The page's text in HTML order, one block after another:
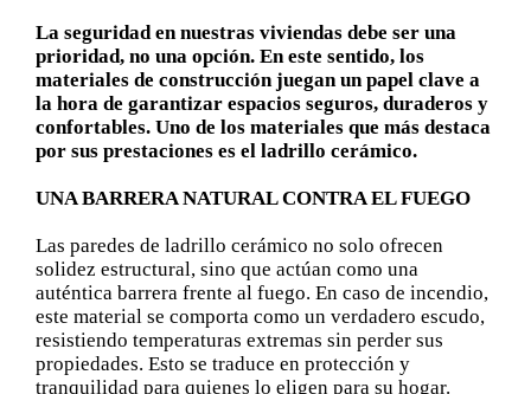
La seguridad en nuestras viviendas debe ser una
prioridad, no una opción. En este sentido, los
materiales de construcción juegan un papel clave a
la hora de garantizar espacios seguros, duraderos y
confortables. Uno de los materiales que más destaca
por sus prestaciones es el ladrillo cerámico.
UNA BARRERA NATURAL CONTRA EL FUEGO
Las paredes de ladrillo cerámico no solo ofrecen
solidez estructural, sino que actúan como una
auténtica barrera frente al fuego. En caso de incendio,
este material se comporta como un verdadero escudo,
resistiendo temperaturas extremas sin perder sus
propiedades. Esto se traduce en protección y
tranquilidad para quienes lo eligen para su hogar.